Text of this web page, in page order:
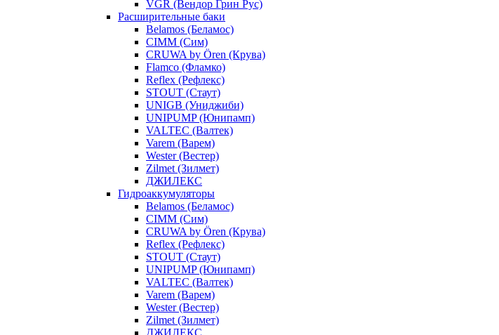
VGR (Вендор Грин Рус)
Расширительные баки
Belamos (Беламос)
CIMM (Сим)
CRUWA by Ören (Крува)
Flamco (Фламко)
Reflex (Рефлекс)
STOUT (Стаут)
UNIGB (Униджиби)
UNIPUMP (Юнипамп)
VALTEC (Валтек)
Varem (Варем)
Wester (Вестер)
Zilmet (Зилмет)
ДЖИЛЕКС
Гидроаккумуляторы
Belamos (Беламос)
CIMM (Сим)
CRUWA by Ören (Крува)
Reflex (Рефлекс)
STOUT (Стаут)
UNIPUMP (Юнипамп)
VALTEC (Валтек)
Varem (Варем)
Wester (Вестер)
Zilmet (Зилмет)
ДЖИЛЕКС